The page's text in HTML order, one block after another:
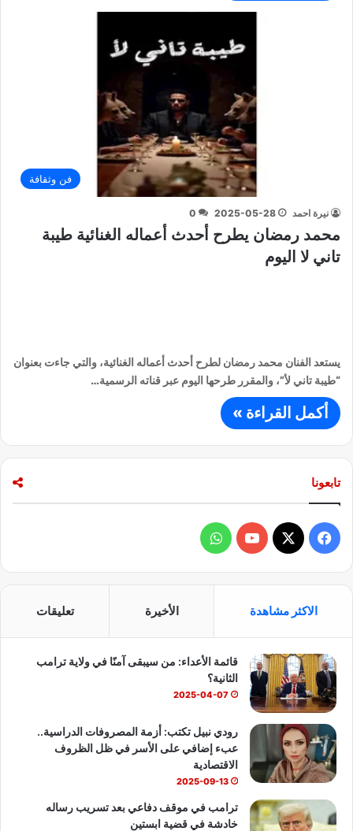
فن وثقافة
نيرة احمد 2025-05-28
0
محمد رمضان يطرح أحدث أعماله الغنائية طيبة
تاني لا اليوم
يستعد الفنان محمد رمضان لطرح أحدث أعماله الغنائية، والتي جاءت بعنوان
“طيبة تاني لأ”، والمقرر طرحها اليوم عبر قناته الرسمية…
أكمل القراءة »
تابعونا
ي
و
ك
X
Y
T
u
e
ا
ا
ب
الاكثر مشاهدة الأخيرة تعليقات
قائمة الأعداء: من سيبقى آمنًا في ولاية ترامب
الثانية؟
2025-04-07
رودي نبيل تكتب: أزمة المصروفات الدراسية..
عبء إضافي على الأسر في ظل الظروف
الاقتصادية
2025-09-13
ترامب في موقف دفاعي بعد تسريب رساله
خادشة في قضية ابستين